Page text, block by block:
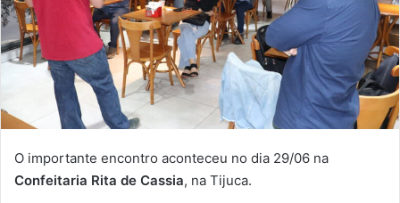
O importante encontro aconteceu no dia 29/06 na
Confeitaria Rita de Cassia, na Tijuca.